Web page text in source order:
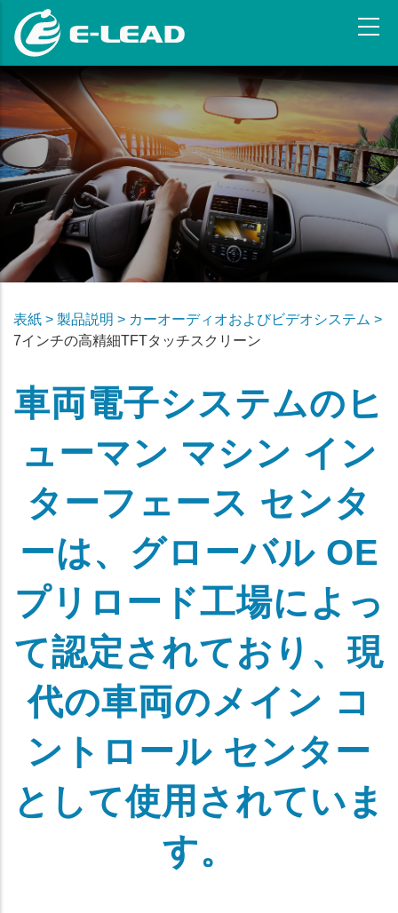
ン
テ
ン
ツ
に
表紙 > 製品説明 > カーオーディオおよびビデオシステム >
7インチの高精細TFTタッチスクリーン
車両電子システムのヒ
ューマン マシン イン
ターフェース センタ
ーは、グローバル OE
プリロード工場によっ
て認定されており、現
代の車両のメイン コ
ントロール センター
として使用されていま
す。